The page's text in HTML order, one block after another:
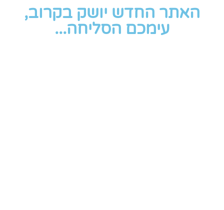
האתר החדש יושק בקרוב,
עימכם הסליחה...